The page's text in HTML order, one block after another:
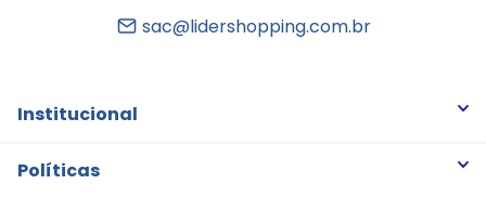
sac@lidershopping.com.br
Institucional
Quem somos
Políticas